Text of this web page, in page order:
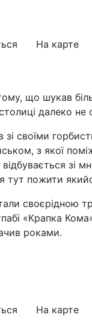
На карте
що шукав
далеко
своїми
з якої
зі
пожити
своєрідною
«Крапка
роками.
На карте